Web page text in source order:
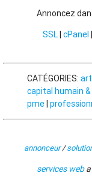
Annoncez
SSL| cPanel |
CATÉGORIES:
capital humain &
pme|
annonceur/
services web